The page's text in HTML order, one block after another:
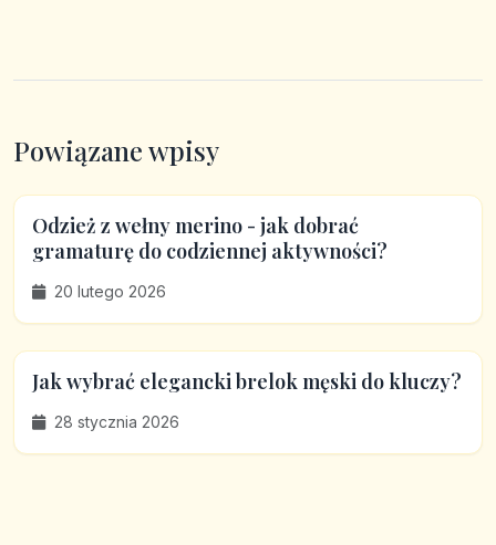
Powiązane wpisy
Odzież z wełny merino - jak dobrać
gramaturę do codziennej aktywności?
20 lutego 2026
Jak wybrać elegancki brelok męski do kluczy?
28 stycznia 2026